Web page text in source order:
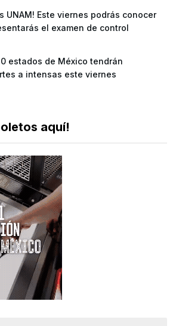
UNAM! Este viernes podrás conocer
el examen de control
estados de México tendrán
a intensas este viernes
aquí!